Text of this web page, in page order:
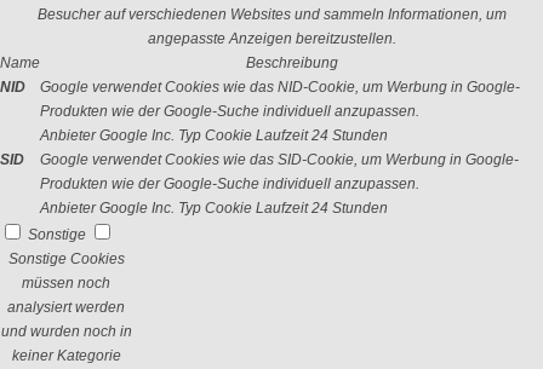
Besucher auf verschiedenen Websites und sammeln Informationen, um
angepasste Anzeigen bereitzustellen.
Name
Beschreibung
NID
Google verwendet Cookies wie das NID-Cookie, um Werbung in Google-
Produkten wie der Google-Suche individuell anzupassen.
Anbieter Google Inc. Typ Cookie Laufzeit 24 Stunden
SID
Google verwendet Cookies wie das SID-Cookie, um Werbung in Google-
Produkten wie der Google-Suche individuell anzupassen.
Anbieter Google Inc. Typ Cookie Laufzeit 24 Stunden
Sonstige
Sonstige Cookies
müssen noch
analysiert werden
und wurden noch in
keiner Kategorie